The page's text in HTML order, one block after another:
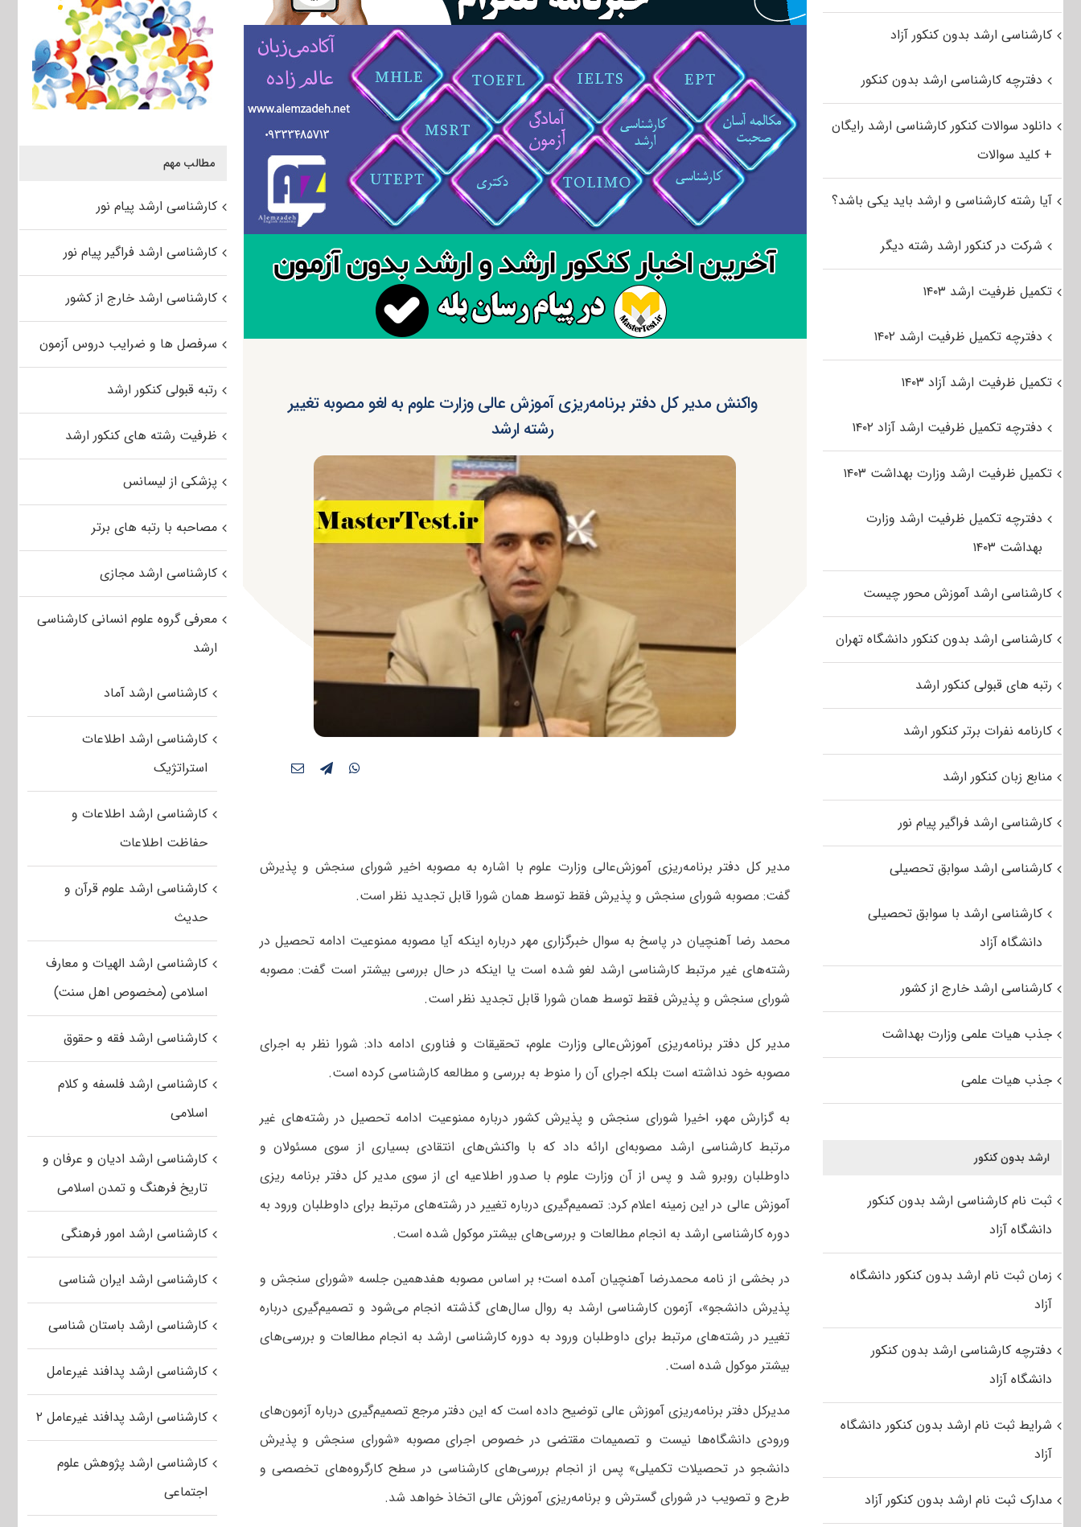
واکنش مدیر کل دفتر برنامه‌ریزی آموزش‌ عالی وزارت علوم به لغو مصوبه تغییر
رشته ارشد
مدیر کل دفتر برنامه‌ریزی آموزش‌عالی وزارت علوم با اشاره به مصوبه اخیر شورای سنجش و پذیرش
گفت: مصوبه شورای سنجش و پذیرش فقط توسط همان شورا قابل تجدید نظر است.
محمد رضا آهنچیان در پاسخ به سوال خبرگزاری مهر درباره اینکه آیا مصوبه ممنوعیت ادامه تحصیل در
رشته‌های غیر مرتبط کارشناسی ارشد لغو شده است یا اینکه در حال بررسی بیشتر است گفت: مصوبه
شورای سنجش و پذیرش فقط توسط همان شورا قابل تجدید نظر است.
مدیر کل دفتر برنامه‌ریزی آموزش‌عالی وزارت علوم، تحقیقات و فناوری ادامه داد: شورا نظر به اجرای
مصوبه خود نداشته است بلکه اجرای آن را منوط به بررسی و مطالعه کارشناسی کرده است.
به گزارش مهر، اخیرا شورای سنجش و پذیرش کشور درباره ممنوعیت ادامه تحصیل در رشته‌های غیر
مرتبط کارشناسی ارشد مصوبه‌ای ارائه داد که با واکنش‌های انتقادی بسیاری از سوی مسئولان و
داوطلبان روبرو شد و پس از آن وزارت علوم با صدور اطلاعیه ای از سوی مدیر کل دفتر برنامه ریزی
آموزش عالی در این زمینه اعلام کرد: تصمیم‌گیری درباره تغییر در رشته‌های مرتبط برای داوطلبان ورود به
دوره کارشناسی ارشد به انجام مطالعات و بررسی‌های بیشتر موکول شده است.
در بخشی از نامه محمدرضا آهنچیان آمده است؛ بر اساس مصوبه هفدهمین جلسه «شورای سنجش و
پذیرش دانشجو»، آزمون کارشناسی ارشد به روال سال‌های گذشته انجام می‌شود و تصمیم‌گیری درباره
تغییر در رشته‌های مرتبط برای داوطلبان ورود به دوره کارشناسی ارشد به انجام مطالعات و بررسی‌های
بیشتر موکول شده است.
مدیرکل دفتر برنامه‌ریزی آموزش عالی توضیح داده است که این دفتر مرجع تصمیم‌گیری درباره آزمون‌های
ورودی دانشگاه‌ها نیست و تصمیمات مقتضی در خصوص اجرای مصوبه «شورای سنجش و پذیرش
دانشجو در تحصیلات تکمیلی» پس از انجام بررسی‌های کارشناسی در سطح کارگروه‌های تخصصی و
طرح و تصویب در شورای گسترش و برنامه‌ریزی آموزش عالی اتخاذ خواهد شد.
مطالب مهم
کارشناسی ارشد پیام نور
کارشناسی ارشد فراگیر پیام نور
کارشناسی ارشد خارج از کشور
سرفصل ها و ضرایب دروس آزمون
رتبه قبولی کنکور ارشد
ظرفیت رشته های کنکور ارشد
پزشکی از لیسانس
مصاحبه با رتبه های برتر
کارشناسی ارشد مجازی
معرفی گروه علوم انسانی کارشناسی
ارشد
کارشناسی ارشد آماد
کارشناسی ارشد اطلاعات
استراتژیک
کارشناسی ارشد اطلاعات و
حفاظت اطلاعات
کارشناسی ارشد علوم قرآن و
حدیث
کارشناسی ارشد الهیات و معارف
اسلامی (مخصوص اهل سنت)
کارشناسی ارشد فقه و حقوق
کارشناسی ارشد فلسفه و کلام
اسلامی
کارشناسی ارشد ادیان و عرفان و
تاریخ فرهنگ و تمدن اسلامی
کارشناسی ارشد امور فرهنگی
کارشناسی ارشد ایران شناسی
کارشناسی ارشد باستان شناسی
کارشناسی ارشد پدافند غیرعامل
کارشناسی ارشد پدافند غیرعامل ۲
کارشناسی ارشد پژوهش علوم
اجتماعی
کارشناسی ارشد بدون کنکور آزاد
دفترچه کارشناسی ارشد بدون کنکور
دانلود سوالات کنکور کارشناسی ارشد رایگان
+ کلید سوالات
آیا رشته کارشناسی و ارشد باید یکی باشد؟
شرکت در کنکور ارشد رشته دیگر
تکمیل ظرفیت ارشد ۱۴۰۳
دفترچه تکمیل ظرفیت ارشد ۱۴۰۲
تکمیل ظرفیت ارشد آزاد ۱۴۰۳
دفترچه تکمیل ظرفیت ارشد آزاد ۱۴۰۲
تکمیل ظرفیت ارشد وزارت بهداشت ۱۴۰۳
دفترچه تکمیل ظرفیت ارشد وزارت
بهداشت ۱۴۰۳
کارشناسی ارشد آموزش محور چیست
کارشناسی ارشد بدون کنکور دانشگاه تهران
رتبه های قبولی کنکور ارشد
کارنامه نفرات برتر کنکور ارشد
منابع زبان کنکور ارشد
کارشناسی ارشد فراگیر پیام نور
کارشناسی ارشد سوابق تحصیلی
کارشناسی ارشد با سوابق تحصیلی
دانشگاه آزاد
کارشناسی ارشد خارج از کشور
جذب هیات علمی وزارت بهداشت
جذب هیات علمی
ارشد بدون کنکور
ثبت نام کارشناسی ارشد بدون کنکور
دانشگاه آزاد
زمان ثبت نام ارشد بدون کنکور دانشگاه
آزاد
دفترچه کارشناسی ارشد بدون کنکور
دانشگاه آزاد
شرایط ثبت نام ارشد بدون کنکور دانشگاه
آزاد
مدارک ثبت نام ارشد بدون کنکور آزاد